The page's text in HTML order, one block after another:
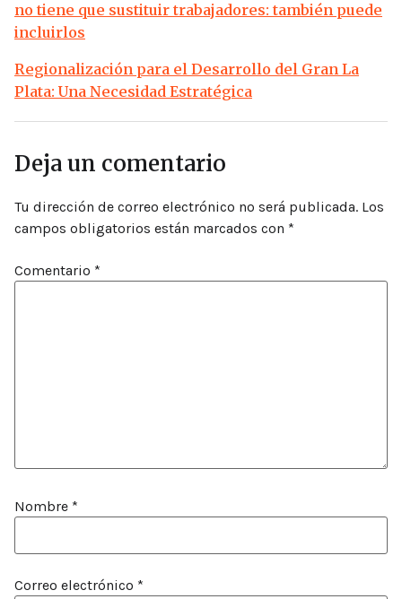
no tiene que sustituir trabajadores: también puede
incluirlos
Regionalización para el Desarrollo del Gran La
Plata: Una Necesidad Estratégica
Deja un comentario
Tu dirección de correo electrónico no será publicada. Los
campos obligatorios están marcados con *
Comentario *
Nombre *
Correo electrónico *